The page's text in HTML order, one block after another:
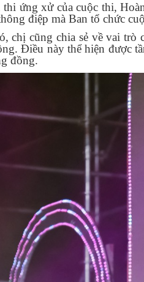
thi ứng xử của cuộc thi,
điệp mà Ban tổ chức
chị cũng chia sẻ về vai trò
Điều này thể hiện được
đồng.